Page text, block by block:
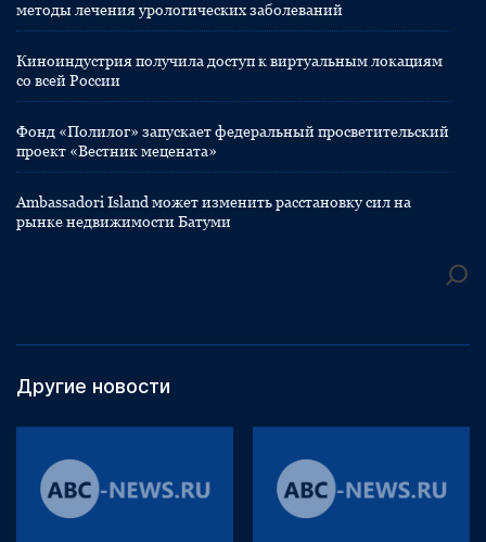
методы лечения урологических заболеваний
Киноиндустрия получила доступ к виртуальным локациям
со всей России
Фонд «Полилог» запускает федеральный просветительский
проект «Вестник мецената»
Ambassadori Island может изменить расстановку сил на
рынке недвижимости Батуми
Другие новости